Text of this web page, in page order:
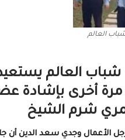
العالم
شباب العالم
مرة أخرى بإشادة
شرم الشيخ
الأعمال وجدي سعد الدين أن